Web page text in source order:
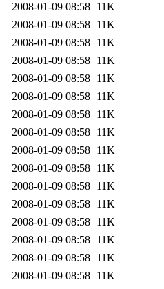
2008-01-09 08:58 11K
2008-01-09 08:58 11K
2008-01-09 08:58 11K
2008-01-09 08:58 11K
2008-01-09 08:58 11K
2008-01-09 08:58 11K
2008-01-09 08:58 11K
2008-01-09 08:58 11K
2008-01-09 08:58 11K
2008-01-09 08:58 11K
2008-01-09 08:58 11K
2008-01-09 08:58 11K
2008-01-09 08:58 11K
2008-01-09 08:58 11K
2008-01-09 08:58 11K
2008-01-09 08:58 11K